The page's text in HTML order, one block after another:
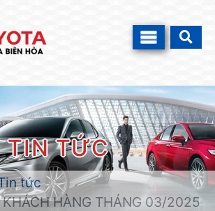
TIN TỨC
tức
KHÁCH HÀNG THÁNG 03/2025